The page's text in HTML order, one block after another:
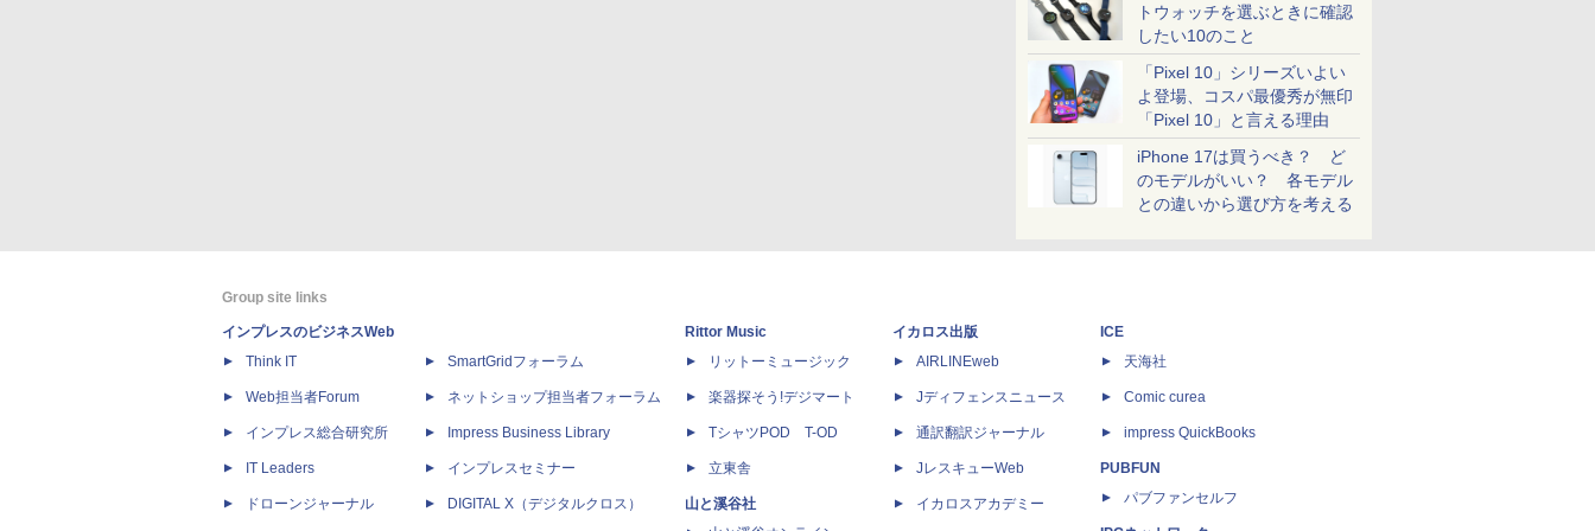
トウォッチを選ぶときに確認
したい10のこと
「Pixel 10」シリーズいよい
よ登場、コスパ最優秀が無印
「Pixel 10」と言える理由
iPhone 17は買うべき？ ど
のモデルがいい？ 各モデル
との違いから選び方を考える
Group site links
インプレスのビジネスWeb
Think IT
Web担当者Forum
インプレス総合研究所
IT Leaders
ドローンジャーナル
SmartGridフォーラム
ネットショップ担当者フォーラム
Impress Business Library
インプレスセミナー
DIGITAL X（デジタルクロス）
Rittor Music
リットーミュージック
楽器探そう!デジマート
TシャツPOD T-OD
立東舎
山と溪谷社
イカロス出版
AIRLINEweb
Jディフェンスニュース
通訳翻訳ジャーナル
JレスキューWeb
イカロスアカデミー
ICE
天海社
Comic curea
impress QuickBooks
PUBFUN
パブファンセルフ